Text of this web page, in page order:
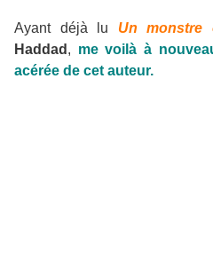
Ayant déjà lu Un monstre
Haddad , me voilà à
acérée de cet auteur.